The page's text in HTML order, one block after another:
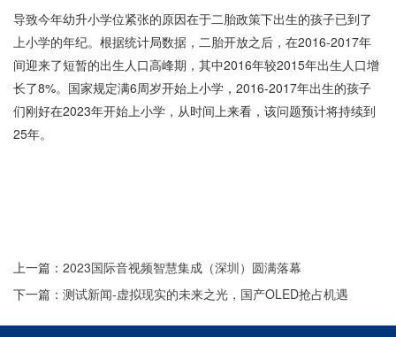
导致今年幼升小学位紧张的原因在于二胎政策下出生的孩子已到了
上小学的年纪。根据统计局数据，二胎开放之后，在2016-2017年
间迎来了短暂的出生人口高峰期，其中2016年较2015年出生人口增
长了8%。国家规定满6周岁开始上小学，2016-2017年出生的孩子
们刚好在2023年开始上小学，从时间上来看，该问题预计将持续到
25年。
上一篇： 2023国际音视频智慧集成（深圳）圆满落幕
下一篇： 测试新闻-虚拟现实的未来之光，国产OLED抢占机遇